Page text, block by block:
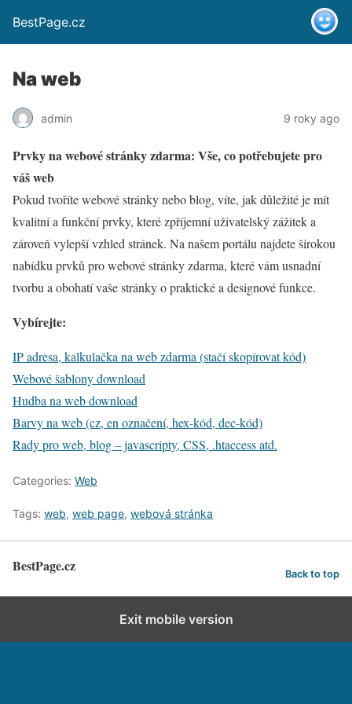
BestPage.cz
Na web
admin 9 roky ago
Prvky na webové stránky zdarma: Vše, co potřebujete pro
váš web
Pokud tvoříte webové stránky nebo blog, víte, jak důležité je mít
kvalitní a funkční prvky, které zpříjemní uživatelský zážitek a
zároveň vylepší vzhled stránek. Na našem portálu najdete širokou
nabídku prvků pro webové stránky zdarma, které vám usnadní
tvorbu a obohatí vaše stránky o praktické a designové funkce.
Vybírejte:
IP adresa, kalkulačka na web zdarma (stačí skopírovat kód)
Webové šablony download
Hudba na web download
Barvy na web (cz, en označení, hex-kód, dec-kód)
Rady pro web, blog – javascripty, CSS, .htaccess atd.
Categories: Web
Tags: web, web page, webová stránka
BestPage.cz Back to top
Exit mobile version